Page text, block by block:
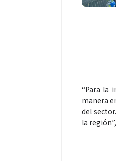
“Para la
manera
del
la